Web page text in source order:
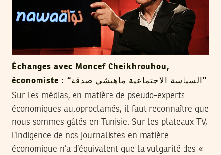
Échanges avec Moncef Cheikhrouhou,
économiste : “السياسة الاجتماعية ماهيشي صدقة”
Sur les médias, en matière de pseudo-experts
économiques autoproclamés, il faut reconnaître que
nous sommes gâtés en Tunisie. Sur les plateaux TV,
l’indigence de nos journalistes en matière
économique n’a d’équivalent que la vulgarité des «